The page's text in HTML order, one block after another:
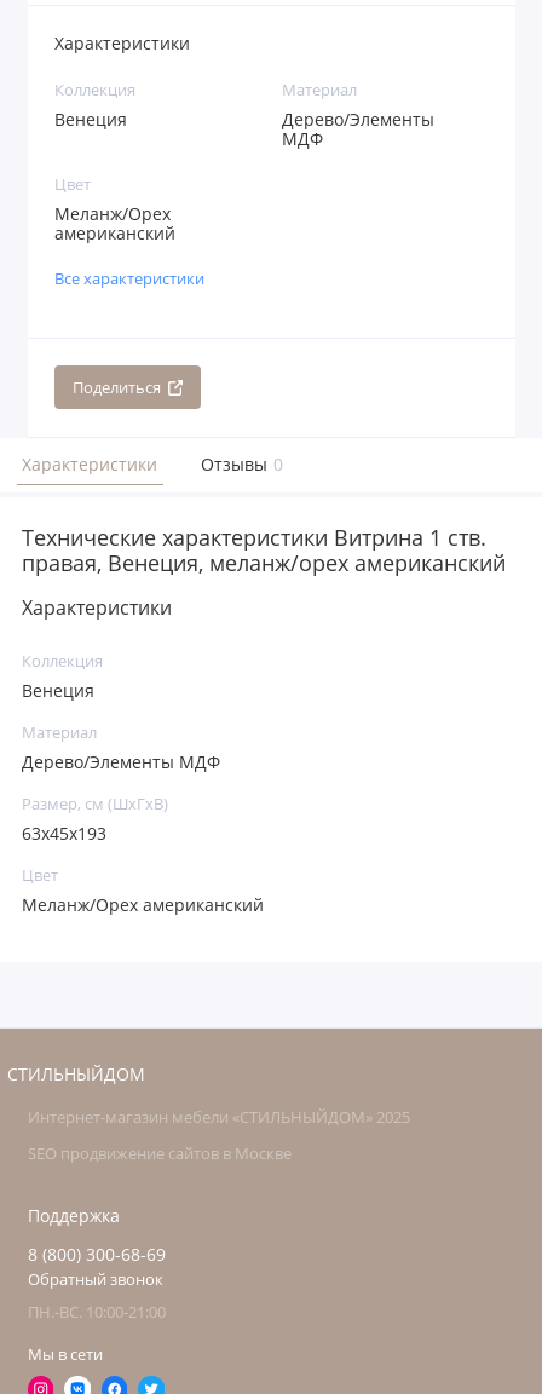
Характеристики
Коллекция
Венеция
Материал
Дерево/Элементы
МДФ
Цвет
Меланж/Орех
американский
Все характеристики
Поделиться
Характеристики Отзывы 0
Технические характеристики Витрина 1 ств.
правая, Венеция, меланж/орех американский
Характеристики
Коллекция
Венеция
Материал
Дерево/Элементы МДФ
Размер, см (ШхГхВ)
63x45x193
Цвет
Меланж/Орех американский
СТИЛЬНЫЙДОМ
Интернет-магазин мебели «СТИЛЬНЫЙДОМ» 2025
SEO продвижение сайтов в Москве
Поддержка
8 (800) 300-68-69
Обратный звонок
ПН.-ВС. 10:00-21:00
Мы в сети